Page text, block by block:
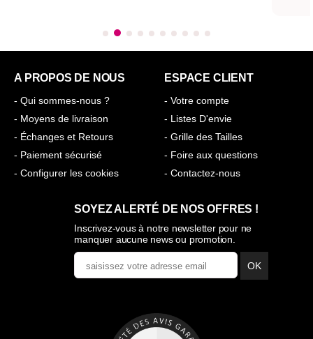
A PROPOS DE NOUS
- Qui sommes-nous ?
- Moyens de livraison
- Échanges et Retours
- Paiement sécurisé
- Configurer les cookies
ESPACE CLIENT
- Votre compte
- Listes D'envie
- Grille des Tailles
- Foire aux questions
- Contactez-nous
SOYEZ ALERTÉ DE NOS OFFRES !
Inscrivez-vous à notre newsletter pour ne
manquer aucune news ou promotion.
OK